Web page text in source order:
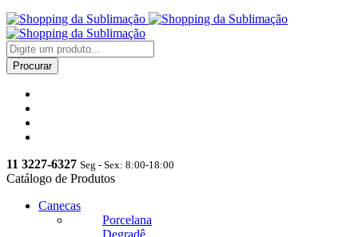
11 3227-6327 Seg - Sex: 8:00-18:00
Catálogo de Produtos
Canecas
Porcelana
Degradê